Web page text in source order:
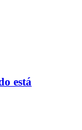
está